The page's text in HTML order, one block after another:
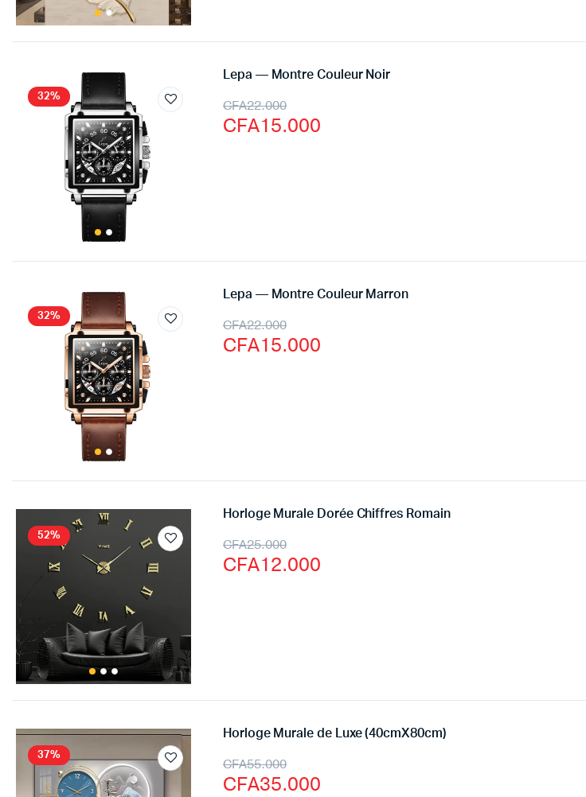
32%
Lepa — Montre Couleur Noir
CFA22.000
CFA15.000
32%
Lepa — Montre Couleur Marron
CFA22.000
CFA15.000
52%
Horloge Murale Dorée Chiffres Romain
CFA25.000
CFA12.000
37%
Horloge Murale de Luxe (40cmX80cm)
CFA55.000
CFA35.000